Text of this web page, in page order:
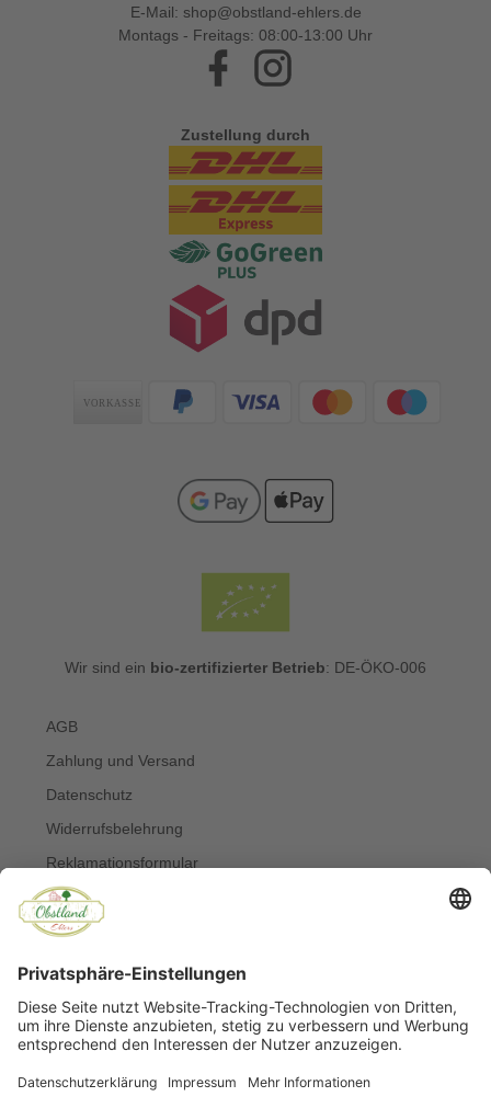
E-Mail: shop@obstland-ehlers.de
Montags - Freitags: 08:00-13:00 Uhr
Facebook
Zustellung durch
Zahlungsarten
Wir sind ein bio-zertifizierter Betrieb: DE-ÖKO-006
AGB
Zahlung und Versand
Datenschutz
Widerrufsbelehrung
Reklamationsformular
Widerruf online erklären
Impressum
Kontakt
Über uns
Allergiker